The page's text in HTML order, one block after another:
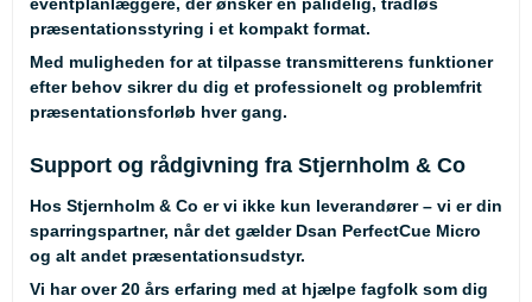
præsentationsstyring i et kompakt format.
Med muligheden for at tilpasse transmitterens funktioner
efter behov sikrer du dig et professionelt og problemfrit
præsentationsforløb hver gang.
Support og rådgivning fra Stjernholm & Co
Hos Stjernholm & Co er vi ikke kun leverandører – vi er din
sparringspartner, når det gælder Dsan PerfectCue Micro
og alt andet præsentationsudstyr.
Vi har over 20 års erfaring med at hjælpe fagfolk som dig